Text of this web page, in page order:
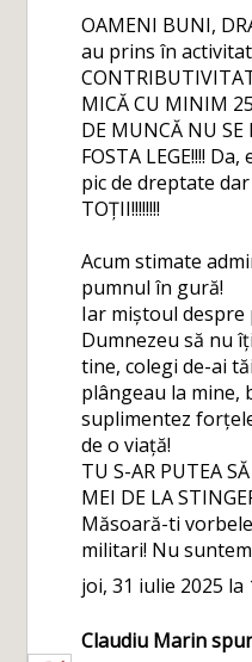
OAMENI BUNI,
au prins în
MICĂ CU MINIM
DE MUNCĂ NU SE
FOSTA LEGE!!!!
pic de dreptate dar
TOȚII!!!!!!!!
Acum stimate
pumnul în gură!
Iar miștoul despre
Dumnezeu să nu
tine, colegi de-ai
plângeau la mine,
suplimentez
de o viață!
TU S-AR PUTEA
MEI DE LA
Măsoară-ti
militari! Nu
joi, 31 iulie 2025 la
Claudiu Marin